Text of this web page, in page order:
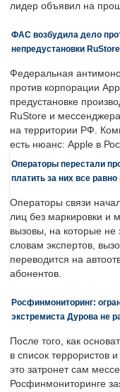
лидер объявил на
ФАС возбудила дело
непредустановки
Федеральная
против корпорации
предустановке
RuStore и
на территории РФ.
есть нюанс: Apple в
Операторы перестали
платить за них все
Операторы связи
лиц без маркировки и
вызовы, на которые
словам экспертов,
переводится на
абонентов.
Росфинмониторинг:
экстремиста Дурова не
После того, как
в список террористов
это затронет сам
Росфинмониторинге